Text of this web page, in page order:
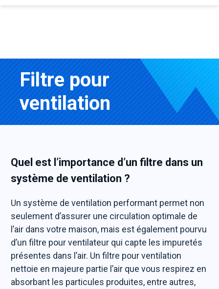
Filtre pour
ventilation
Quel est l’importance d’un filtre dans un
système de ventilation ?
Un système de ventilation performant permet non
seulement d’assurer une circulation optimale de
l’air dans votre maison, mais est également pourvu
d’un filtre pour ventilateur qui capte les impuretés
présentes dans l’air. Un filtre pour ventilation
nettoie en majeure partie l’air que vous respirez en
absorbant les particules produites, entre autres,